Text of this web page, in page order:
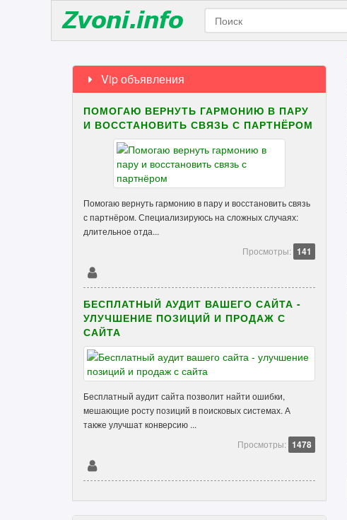
Vip объявления
ПОМОГАЮ ВЕРНУТЬ ГАРМОНИЮ В ПАРУ
И ВОССТАНОВИТЬ СВЯЗЬ С ПАРТНЁРОМ
Помогаю вернуть гармонию в пару и восстановить связь
с партнёром. Специализируюсь на сложных случаях:
длительное отда...
Просмотры: 141
БЕСПЛАТНЫЙ АУДИТ ВАШЕГО САЙТА -
УЛУЧШЕНИЕ ПОЗИЦИЙ И ПРОДАЖ С
САЙТА
Бесплатный аудит сайта позволит найти ошибки,
мешающие росту позиций в поисковых системах. А
также улучшат конверсию ...
Просмотры: 1478